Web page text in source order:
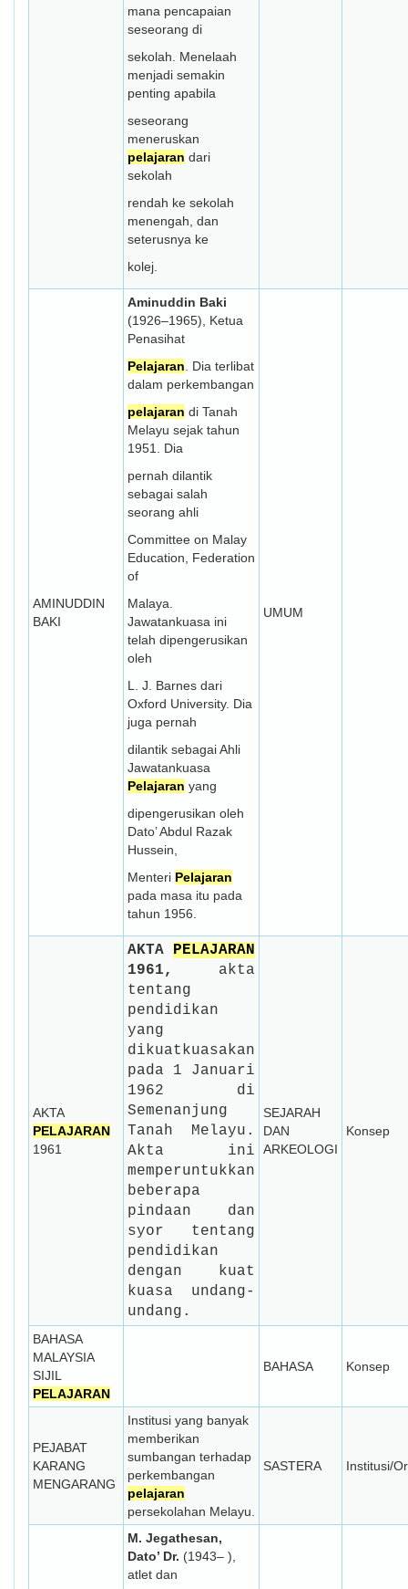
mana pencapaian
seseorang di
sekolah. Menelaah
menjadi semakin
penting apabila
seseorang
meneruskan
pelajaran dari
sekolah
rendah ke sekolah
menengah, dan
seterusnya ke
kolej.
AMINUDDIN
BAKI
Aminuddin Baki
(1926–1965), Ketua
Penasihat
Pelajaran . Dia terlibat
dalam perkembangan
pelajaran di Tanah
Melayu sejak tahun
1951. Dia
pernah dilantik
sebagai salah
seorang ahli
Committee on Malay
Education, Federation
of
Malaya.
Jawatankuasa ini
telah dipengerusikan
oleh
L. J. Barnes dari
Oxford University. Dia
juga pernah
dilantik sebagai Ahli
Jawatankuasa
Pelajaran yang
dipengerusikan oleh
Dato’ Abdul Razak
Hussein,
Menteri Pelajaran
pada masa itu pada
tahun 1956.
UMUM
AKTA
PELAJARAN
1961
AKTA PELAJARAN
1961, akta
tentang
pendidikan
yang
dikuatkuasakan
pada 1 Januari
1962 di
Semenanjung
Tanah Melayu.
Akta ini
memperuntukkan
beberapa
pindaan dan
syor tentang
pendidikan
dengan kuat
kuasa undang-
undang.
SEJARAH
DAN
ARKEOLOGI
Konsep
BAHASA
MALAYSIA
SIJIL
PELAJARAN
BAHASA Konsep
PEJABAT
KARANG
MENGARANG
Institusi yang banyak
memberikan
sumbangan terhadap
perkembangan
pelajaran
persekolahan Melayu.
SASTERA Institusi/
M. Jegathesan,
Dato’ Dr. (1943– ),
atlet dan